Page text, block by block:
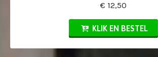
€ 12,50
KLIK EN BESTEL